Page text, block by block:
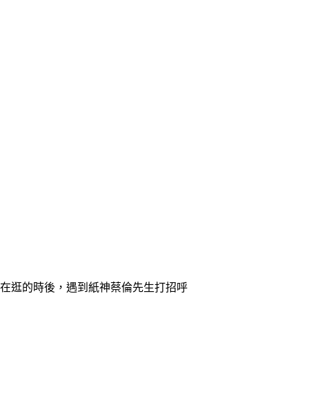
在逛的時後，遇到紙神蔡倫先生打招呼